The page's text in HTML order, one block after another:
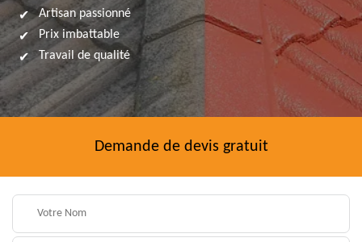
Artisan passionné
Prix imbattable
Travail de qualité
Demande de devis gratuit